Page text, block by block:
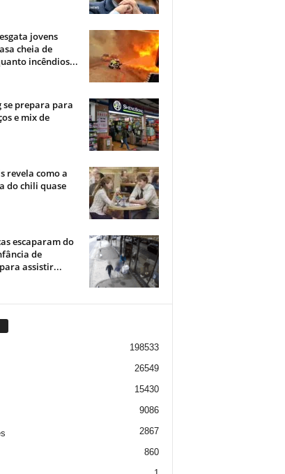
jovens
cheia de
incêndios...
se prepara para
e mix de
revela como a
do chili quase
escaparam do
de
assistir...
198533
26549
15430
9086
2867
860